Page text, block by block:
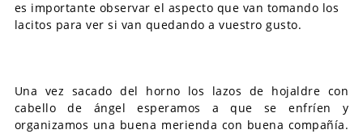
es importante observar el aspecto que van tomando los
lacitos para ver si van quedando a vuestro gusto.
Una vez sacado del horno los lazos de hojaldre con
cabello de ángel esperamos a que se enfríen y
organizamos una buena merienda con buena compañía.